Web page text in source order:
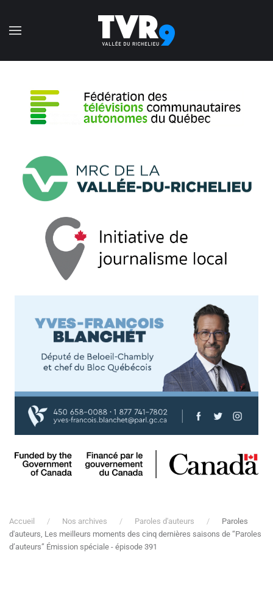
Accéder au contenu principal
Accueil Nos archives Paroles d'auteurs
Paroles
d'auteurs, Les meilleurs moments des cinq dernières saisons de “Paroles
d’auteurs” Émission spéciale - épisode 391